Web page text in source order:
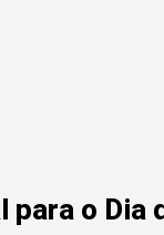
o Dia